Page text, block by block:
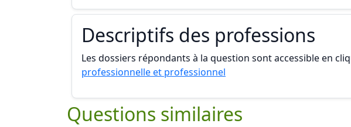
Descriptifs des professions
Les dossiers répondants à la question sont accessible en
professionnelle et professionnel
Questions similaires